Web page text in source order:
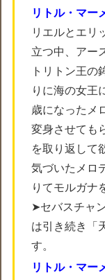
リトル・マ
リエルとエリ
立つ中、アー
トリトン王の
りに海の女王
歳になったメ
変身させても
を取り返して
気づいたメロ
りてモルガナ
➤セバスチャ
は引き続き「
す。
リトル・マ